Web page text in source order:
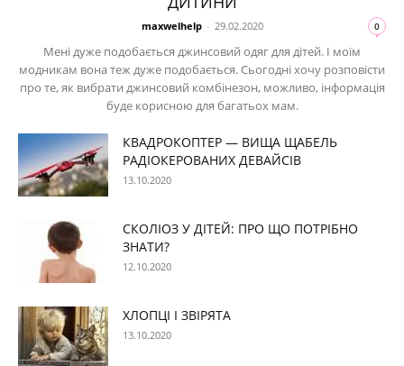
maxwelhelp - 29.02.2020 0
Мені дуже подобається джинсовий одяг для дітей. І моїм
модникам вона теж дуже подобається. Сьогодні хочу розповісти
про те, як вибрати джинсовий комбінезон, можливо, інформація
буде корисною для багатьох мам.
КВАДРОКОПТЕР — ВИЩА ЩАБЕЛЬ
РАДІОКЕРОВАНИХ ДЕВАЙСІВ
13.10.2020
СКОЛІОЗ У ДІТЕЙ: ПРО ЩО ПОТРІБНО
ЗНАТИ?
12.10.2020
ХЛОПЦІ І ЗВІРЯТА
13.10.2020